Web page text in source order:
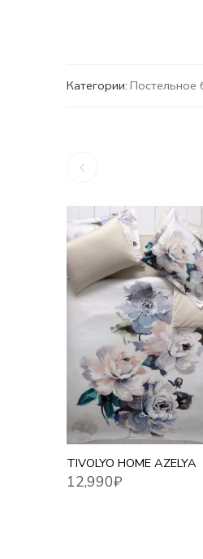
Категории: Постельное
TIVOLYO HOME AZELYA
12,990₽